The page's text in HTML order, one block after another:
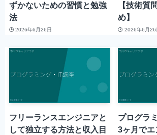
ずかないための習慣と勉強
法
2026年6月26日
【技術質
め】
2026年6月26
フリーランスエンジニアと
して独立する方法と収入目
プログラ
3ヶ月で